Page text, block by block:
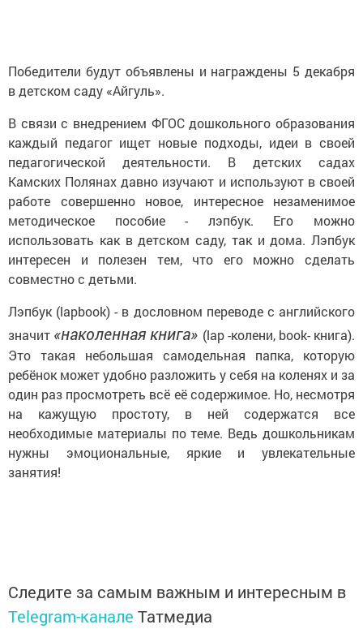
Победители будут объявлены и награждены 5 декабря
в детском саду «Айгуль».
В связи с внедрением ФГОС дошкольного образования
каждый педагог ищет новые подходы, идеи в своей
педагогической деятельности. В детских садах
Камских Полянах давно изучают и используют в своей
работе совершенно новое, интересное незаменимое
методическое пособие - лэпбук. Его можно
использовать как в детском саду, так и дома. Лэпбук
интересен и полезен тем, что его можно сделать
совместно с детьми.
Лэпбук (lapbook) - в дословном переводе с английского
значит «наколенная книга» (lap -колени, book- книга).
Это такая небольшая самодельная папка, которую
ребёнок может удобно разложить у себя на коленях и за
один раз просмотреть всё её содержимое. Но, несмотря
на кажущую простоту, в ней содержатся все
необходимые материалы по теме. Ведь дошкольникам
нужны эмоциональные, яркие и увлекательные
занятия!
Следите за самым важным и интересным в
Telegram-канале Татмедиа